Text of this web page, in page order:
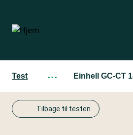
hovedindhold
Test ··· Einhell GC-CT
Tilbage til testen